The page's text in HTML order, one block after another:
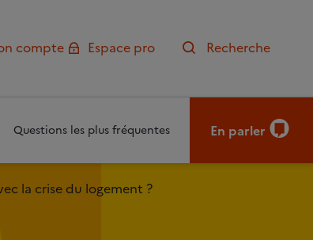
compte
Espace pro Recherche
Questions les plus fréquentes En parler
la crise du logement ?